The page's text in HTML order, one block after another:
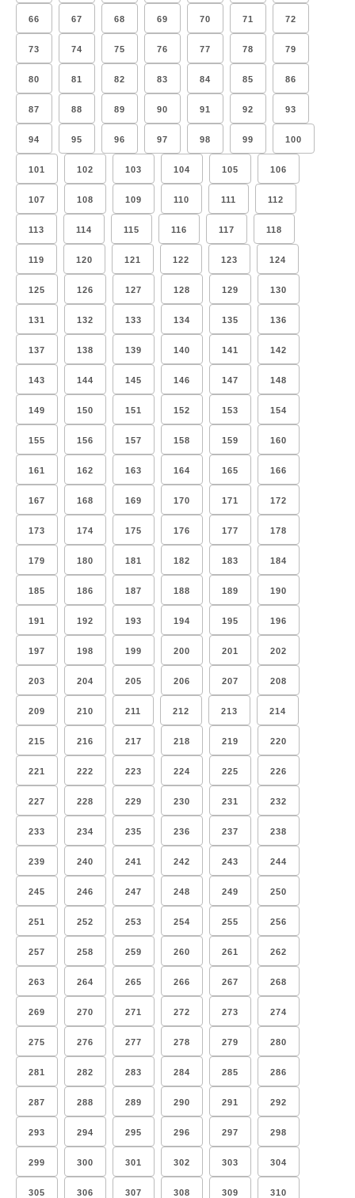
66 67 68 69 70 71 72
73 74 75 76 77 78 79
80 81 82 83 84 85 86
87 88 89 90 91 92 93
94 95 96 97 98 99 100
101 102 103 104 105 106
107 108 109 110 111 112
113 114 115 116 117 118
119 120 121 122 123 124
125 126 127 128 129 130
131 132 133 134 135 136
137 138 139 140 141 142
143 144 145 146 147 148
149 150 151 152 153 154
155 156 157 158 159 160
161 162 163 164 165 166
167 168 169 170 171 172
173 174 175 176 177 178
179 180 181 182 183 184
185 186 187 188 189 190
191 192 193 194 195 196
197 198 199 200 201 202
203 204 205 206 207 208
209 210 211 212 213 214
215 216 217 218 219 220
221 222 223 224 225 226
227 228 229 230 231 232
233 234 235 236 237 238
239 240 241 242 243 244
245 246 247 248 249 250
251 252 253 254 255 256
257 258 259 260 261 262
263 264 265 266 267 268
269 270 271 272 273 274
275 276 277 278 279 280
281 282 283 284 285 286
287 288 289 290 291 292
293 294 295 296 297 298
299 300 301 302 303 304
305 306 307 308 309 310